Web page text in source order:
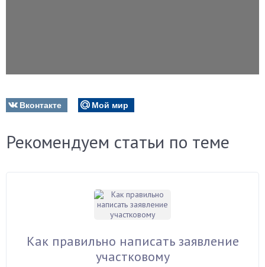
Вконтакте Мой мир
Рекомендуем статьи по теме
Как правильно написать заявление
участковому